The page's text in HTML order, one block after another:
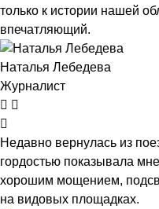
только к истории нашей
впечатляющий.
Наталья Лебедева
Журналист
Недавно вернулась из
гордостью показывала
хорошим мощением,
на видовых площадках.